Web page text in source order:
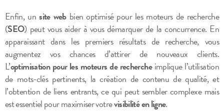
Enfin, unsite webbien optimisé pour les moteurs de recherche
(SEO) peut vous aider à vous démarquer de la concurrence. En
apparaissant dans les premiers résultats de recherche, vous
augmentez vos chances d’attirer de nouveaux clients.
L’optimisation pour les moteurs de rechercheimplique l’utilisation
de mots-clés pertinents, la création de contenu de qualité, et
l’obtention de liens entrants, ce qui peut sembler complexe mais
est essentiel pour maximiser votrevisibilité en ligne.